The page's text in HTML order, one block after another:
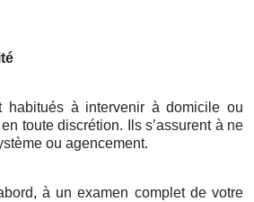
habitués à intervenir à domicile ou
toute discrétion. Ils s’assurent à ne
ou agencement.
à un examen complet de votre